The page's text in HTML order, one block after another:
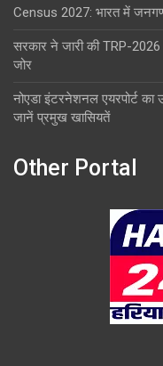
Census 2027: भारत में
सरकार ने जारी की TRP-
जोर
नोएडा इंटरनेशनल एयरपोर्ट का
जानें प्रमुख खासियतें
Other Portal